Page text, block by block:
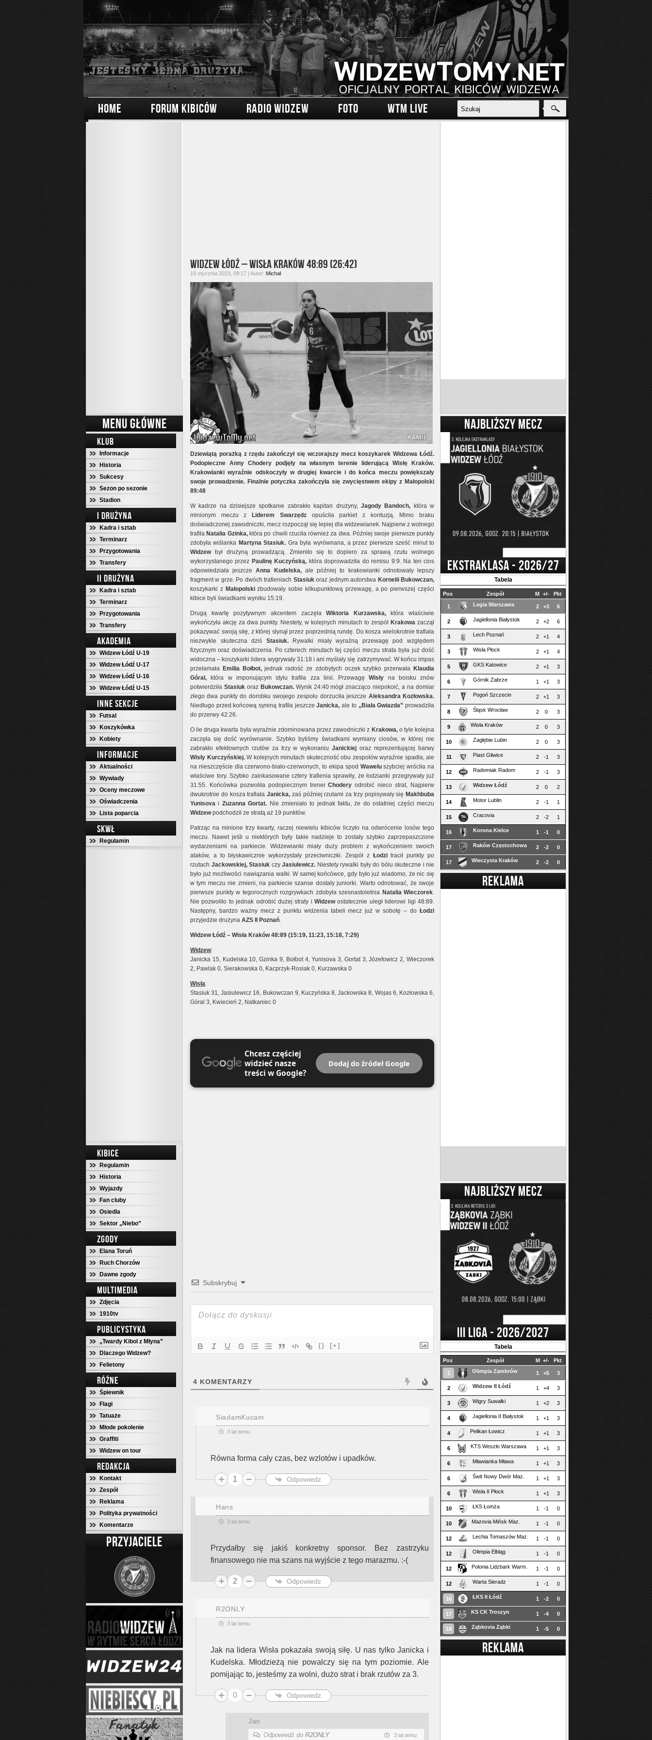
HOME FORUM KIBICÓW RADIO WIDZEW FOTO WTM LIVE
MENU GŁÓWNE
KLUB
Informacje
Historia
Sukcesy
Sezon po sezonie
Stadion
I DRUŻYNA
Kadra i sztab
Terminarz
Przygotowania
Transfery
II DRUŻYNA
Kadra i sztab
Terminarz
Przygotowania
Transfery
AKADEMIA
Widzew Łódź U-19
Widzew Łódź U-17
Widzew Łódź U-16
Widzew Łódź U-15
INNE SEKCJE
Futsal
Koszykówka
Kobiety
INFORMACJE
Aktualności
Wywiady
Oceny meczowe
Oświadczenia
Lista poparcia
SKWŁ
Regulamin
KIBICE
Regulamin
Historia
Wyjazdy
Fan cluby
Osiedla
Sektor „Niebo”
ZGODY
Elana Toruń
Ruch Chorzów
Dawne zgody
MULTIMEDIA
Zdjęcia
1910tv
PUBLICYSTYKA
„Twardy Kibol z Młyna”
Dlaczego Widzew?
Felietony
RÓŻNE
Śpiewnik
Flagi
Tatuaże
Młode pokolenie
Graffiti
Widzew on tour
REDAKCJA
Kontakt
Zespół
Reklama
Polityka prywatności
Komentarze
PRZYJACIELE
Widzew Łódź – Wisła Kraków 48:89 (26:42)
19 stycznia 2023, 09:17 | Autor: Michał
Dziewiątą porażką z rzędu zakończył się wczorajszy mecz koszykarek Widzewa Łódź.
Podopieczne Anny Chodery podjęły na własnym terenie liderującą Wisłę Kraków.
Krakowianki wyraźnie odskoczyły w drugiej kwarcie i do końca meczu powiększały
swoje prowadzenie. Finalnie potyczka zakończyła się zwycięstwem ekipy z Małopolski
89:48
W kadrze na dzisiejsze spotkanie zabrakło kapitan drużyny, Jagody Bandoch, która w
minionym meczu z
Liderem Swarzędzopuściła parkiet z kontuzją. Mimo braku
doświadczonej zawodniczki, mecz rozpoczął się lepiej dla widzewianek. Najpierw z wolnego
trafiła Natalia Gzinka,która po chwili rzuciła również za dwa. Później swoje pierwsze punkty
zdobyła wiślanka Martyna Stasiuk. Gra była wyrównana, a przez pierwsze sześć minut to
Widzewbył drużyną prowadzącą. Zmieniło się to dopiero za sprawą rzutu wolnego
wykorzystanego przez Paulinę Kuczyńską, która doprowadziła do remisu 9:9. Na ten cios
odpowiedziała jeszczeAnna Kudelska,ale później to krakowianki odnotowały lepszy
fragment w grze. Po dwóch trafieniach Stasiukoraz jednym autorstwa Kornelii Bukowczan,
koszykarki z Małopolskizbudowały sobie kilkupunktową przewagę, a po pierwszej części
kibice byli świadkami wyniku 15:19.
Drugą kwartę pozytywnym akcentem zaczęłaWiktoria Kurzawska,która właściwie
wykończyła akcję za dwa punkty. Niestety, w kolejnych minutach to zespół Krakowa zaczął
pokazywać swoją siłę, z której słynął przez poprzednią rundę. Do kosza wielokrotnie trafiała
niezwykle skuteczna dziś Stasiuk.Rywalki miały wyraźną przewagę pod względem
fizycznym oraz doświadczenia. Po czterech minutach tej części meczu strata była już dość
widoczna – koszykarki lidera wygrywały 31:18 i ani myślały się zatrzymywać. W końcu impas
przełamała Emilia Bołbot,jednak radość ze zdobytych oczek szybko przerwała Klaudia
Góral, która w imponującym stylu trafiła zza linii. PrzewagęWisły na boisku znów
potwierdziła Stasiukoraz Bukowczan.Wynik 24:40 mógł znacząco niepokoić, a na domiar
złego dwa punkty do dorobku swojego zespołu dorzuciła jeszcze Aleksandra Kozłowska.
Niedługo przed końcową syreną trafiła jeszczeJanicka, ale to „Biała Gwiazda” prowadziła
do przerwy 42:26.
O ile druga kwarta była wyraźnie zdominowana przez zawodniczki z Krakowa,o tyle kolejna
zaczęła się dość wyrównanie. Szybko byliśmy świadkami wymiany ciosów, w której nie
zabrakło efektownych rzutów za trzy w wykonaniuJanickiej oraz reprezentującej barwy
Wisły Kurczyńskiej.W kolejnych minutach skuteczność obu zespołów wyraźnie spadła, ale
na nieszczęście dla czerwono-biało-czerwonych, to ekipa spod Waweluszybciej wróciła na
właściwe tory. Szybko zainkasowane cztery trafienia sprawiły, że łodzianki przegrywały już
31:55. Końcówka pozwoliła podopiecznym trenerChodery odrobić nieco strat, Najpierw
dwukrotnie do kosza trafiała Janicka, zaś później rzutami za trzy popisywały się Makhbuba
Yunisova i Zuzanna Gortat. Nie zmieniało to jednak faktu, że do ostatniej części meczu
Widzewpodchodził ze stratą aż 19 punktów.
Patrząc na minione trzy kwarty, raczej niewielu kibiców liczyło na odwrócenie losów tego
meczu. Nawet jeśli u niektórych były takie nadzieje to zostały szybko zaprzepaszczone
wydarzeniami na parkiecie. Widzewianki miały duży problem z wykończeniem swoich
ataków, a to błyskawicznie wykorzystały przeciwniczki. Zespół z Łodzitracił punkty po
rzutach Jackowskiej, Stasiuk czy Jasiulewicz. Niestety rywalki były do bólu skuteczne i nie
było już możliwości nawiązania walki. W samej końcówce, gdy było już wiadomo, że nic się
w tym meczu nie zmieni, na parkiecie szanse dostały juniorki. Warto odnotować, że swoje
pierwsze punkty w tegorocznych rozgrywkach zdobyła szesnastoletnia Natalia Wieczorek.
Nie pozwoliło to jednak odrobić dużej straty iWidzewostatecznie uległ liderowi ligi 48:89.
Następny, bardzo ważny mecz z punktu widzenia tabeli mecz już w sobotę – do Łodzi
przyjedzie drużyna AZS Poznań.
Widzew Łódź – Wisła Kraków 48:89 (15:19, 11:23, 15:18, 7:29)
Widzew:
Janicka 15, Kudelska 10, Gzinka 9, Bołbot 4, Yunisova 3, Gortat 3, Józefowicz 2, Wieczorek
2, Pawlak 0, Sierakowska 0, Kacprzyk-Rosiak 0, Kurzawska 0
Wisła:
Stasiuk 31, Jasiulewicz 16, Bukowczan 9, Kuczyńska 8, Jackowska 8, Wojas 6, Kozłowska 6,
Góral 3, Kwiecień 2, Natkaniec 0
Chcesz częściej
widzieć nasze
treści w Google?
Dodaj do źródeł Google
Subskrybuj
{} [+]
4 KOMENTARZY
SiadamKucam
3 lat temu
Równa forma cały czas, bez wzlotów i upadków.
1 Odpowiedz
Hans
3 lat temu
Przydałby się jakiś konkretny sponsor. Bez zastrzyku
finansowego nie ma szans na wyjście z tego marazmu. :-(
2 Odpowiedz
R2ONLY
3 lat temu
Jak na lidera Wisła pokazała swoją siłę. U nas tylko Janicka i
Kudelska. Młodzieżą nie powalczy się na tym poziomie. Ale
pomijając to, jesteśmy za wolni, dużo strat i brak rzutów za 3.
0 Odpowiedz
Jan
Odpowiedź do R2ONLY 3 lat temu
NAJBLIŻSZY MECZ
EKSTRAKLASA - 2026/27
Tabela
Pos Zespół M +/- Pkt
1 Legia Warszawa 2 +3 6
2 Jagiellonia Białystok 2 +2 6
3 Lech Poznań 2 +1 4
3 Wisła Płock 2 +1 4
5 GKS Katowice 2 +1 3
6 Górnik Zabrze 1 +1 3
7 Pogoń Szczecin 2 +1 3
8 Śląsk Wrocław 2 0 3
9 Wisła Kraków 2 0 3
10 Zagłębie Lubin 2 0 3
11 Piast Gliwice 2 -1 3
12 Radomiak Radom 2 -1 3
13 Widzew Łódź 2 0 2
14 Motor Lublin 2 -1 1
15 Cracovia 2 -2 1
16 Korona Kielce 1 -1 0
17 Raków Częstochowa 2 -2 0
17 Wieczysta Kraków 2 -2 0
REKLAMA
NAJBLIŻSZY MECZ
III LIGA - 2026/2027
Tabela
Pos Zespół M +/- Pkt
1 Olimpia Zambrów 1 +5 3
2 Widzew II Łódź 1 +4 3
3 Wigry Suwałki 1 +2 3
4 Jagiellonia II Białystok 1 +1 3
4 Pelikan Łowicz 1 +1 3
6 KTS Weszło Warszawa 1 +1 3
6 Mławianka Mława 1 +1 3
6 Świt Nowy Dwór Maz. 1 +1 3
6 Wisła II Płock 1 +1 3
10 ŁKS Łomża 1 -1 0
10 Mazovia Mińsk Maz. 1 -1 0
12 Lechia Tomaszów Maz. 1 -1 0
12 Olimpia Elbląg 1 -1 0
12 Polonia Lidzbark Warm. 1 -1 0
12 Warta Sieradz 1 -1 0
16 ŁKS II Łódź 1 -2 0
17 KS CK Troszyn 1 -4 0
18 Ząbkovia Ząbki 1 -5 0
REKLAMA